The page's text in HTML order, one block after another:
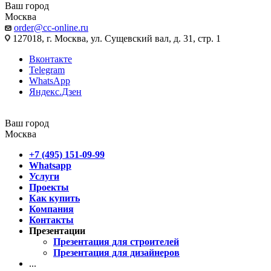
Ваш город
Москва
order@cc-online.ru
127018, г. Москва, ул. Сущевский вал, д. 31, стр. 1
Вконтакте
Telegram
WhatsApp
Яндекс.Дзен
Ваш город
Москва
+7 (495) 151-09-99
Whatsapp
Услуги
Проекты
Как купить
Компания
Контакты
Презентации
Презентация для строителей
Презентация для дизайнеров
...